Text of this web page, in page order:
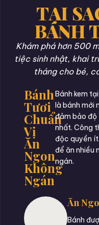
TẠI
BÁNH
Khám phá hơn 500
tiệc sinh nhật, khai
tháng cho bé,
Bánh
Tươi
Chuẩn
Vị
Ăn
Ngon
Không
Ngán
Bánh kem
là bánh mới
đảm bảo độ
nhất. Công
độc quyền
để ăn nhiều
ngán.
Ăn
Bánh